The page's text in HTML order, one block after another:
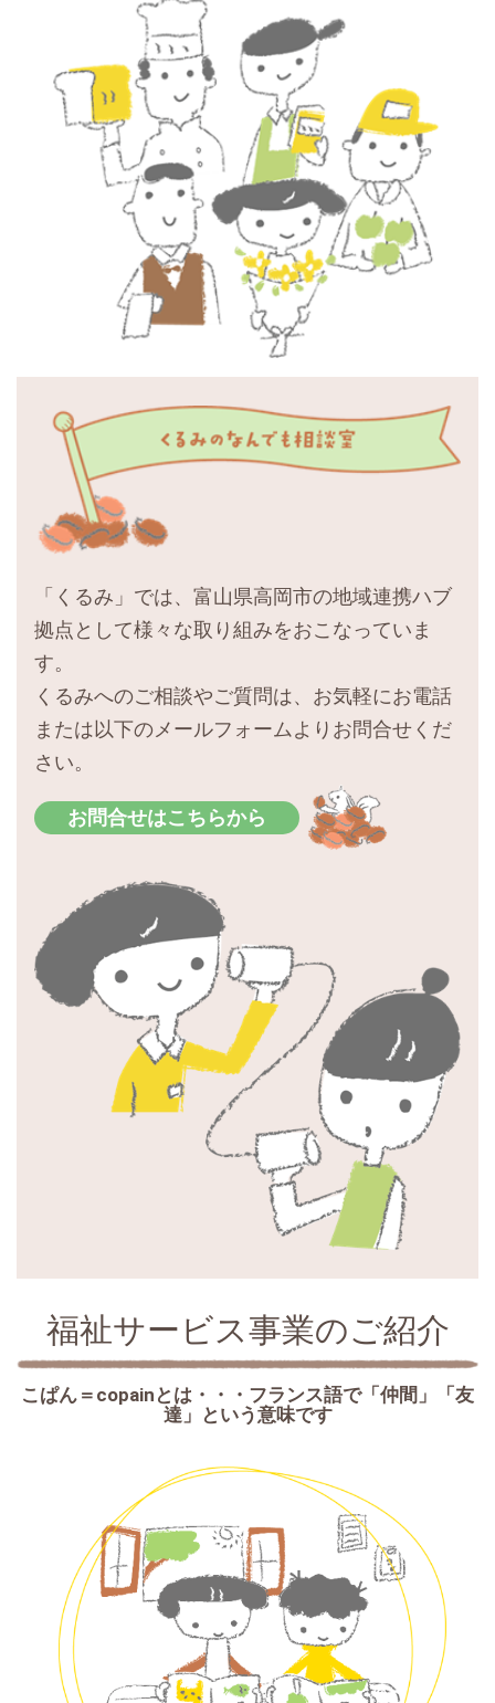
「くるみ」では、富山県高岡市の地域連携ハブ
拠点として様々な取り組みをおこなっていま
す。
くるみへのご相談やご質問は、お気軽にお電話
または以下のメールフォームよりお問合せくだ
さい。
お問合せはこちらから
福祉サービス事業のご紹介
こぱん＝copainとは・・・フランス語で「仲間」「友
達」という意味です